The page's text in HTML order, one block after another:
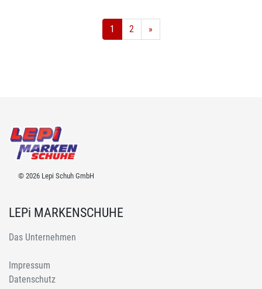
1 2 »
© 2026 Lepi Schuh GmbH
LEPi MARKENSCHUHE
Das Unternehmen
Impressum
Datenschutz